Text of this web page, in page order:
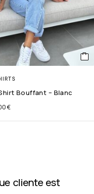
Bouffant – Blanc
€
cliente est